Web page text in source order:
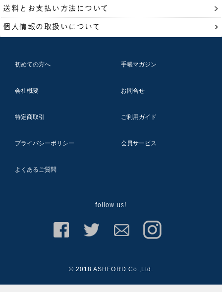
送料とお支払い方法について
個人情報の取扱いについて
初めての方へ 手帳マガジン
会社概要 お問合せ
特定商取引 ご利用ガイド
プライバシーポリシー 会員サービス
よくあるご質問
follow us!
© 2018 ASHFORD Co.,Ltd.